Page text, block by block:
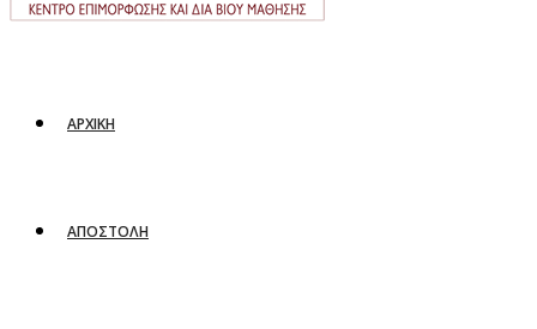
ΑΡΧΙΚΗ
ΑΠΟΣΤΟΛΗ